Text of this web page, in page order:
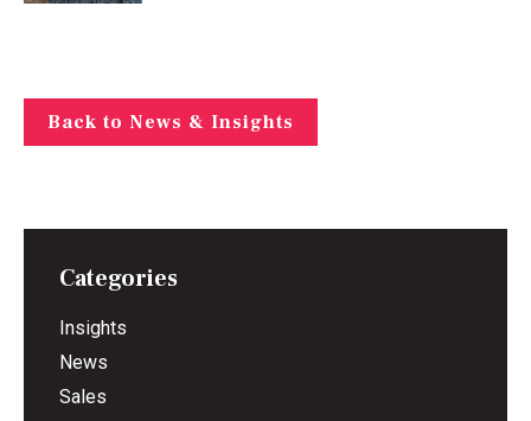
Back to News & Insights
Categories
Insights
News
Sales